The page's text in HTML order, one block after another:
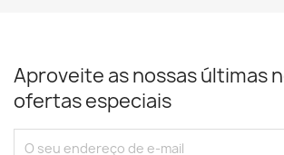
Aproveite as nossas últimas
ofertas especiais